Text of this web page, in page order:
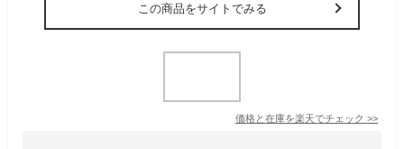
この商品をサイトでみる
価格と在庫を楽天でチェック >>